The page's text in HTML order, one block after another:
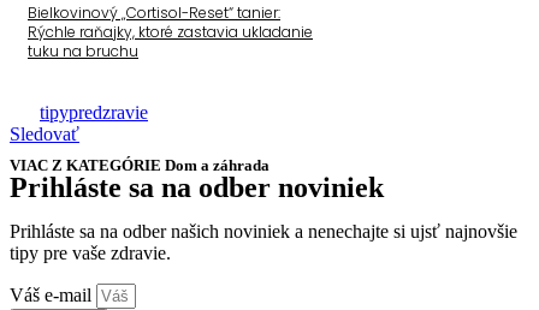
Bielkovinový „Cortisol-Reset“ tanier:
Rýchle raňajky, ktoré zastavia ukladanie
tuku na bruchu
tipypredzravie
Sledovať
VIAC Z KATEGÓRIE Dom a záhrada
Prihláste sa na odber noviniek
Prihláste sa na odber našich noviniek a nenechajte si ujsť najnovšie
tipy pre vaše zdravie.
Váš e-mail